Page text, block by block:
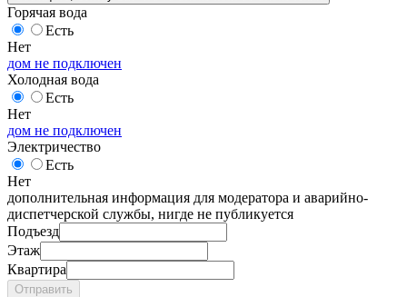
Горячая вода
Есть
Нет
дом не подключен
Холодная вода
Есть
Нет
дом не подключен
Электричество
Есть
Нет
дополнительная информация для модератора и аварийно-
диспетчерской службы, нигде не публикуется
Подъезд
Этаж
Квартира
Отправить